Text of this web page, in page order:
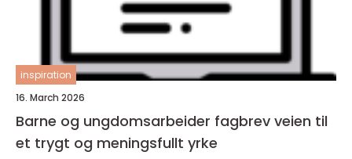
inspiration
16. March 2026
Barne og ungdomsarbeider fagbrev veien til
et trygt og meningsfullt yrke